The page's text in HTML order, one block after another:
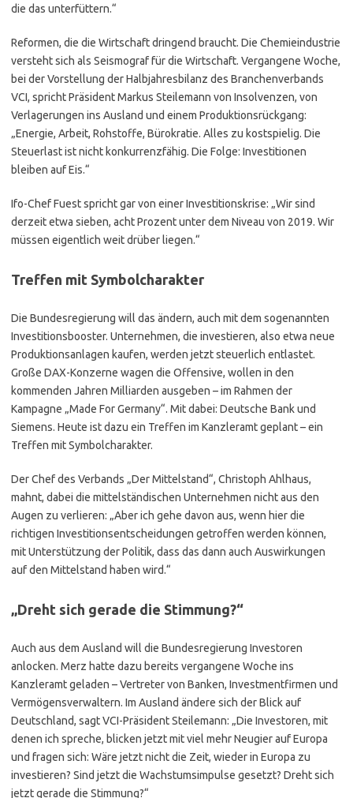
die das unterfüttern.“
Reformen, die die Wirtschaft dringend braucht. Die Chemieindustrie
versteht sich als Seismograf für die Wirtschaft. Vergangene Woche,
bei der Vorstellung der Halbjahresbilanz des Branchenverbands
VCI, spricht Präsident Markus Steilemann von Insolvenzen, von
Verlagerungen ins Ausland und einem Produktionsrückgang:
„Energie, Arbeit, Rohstoffe, Bürokratie. Alles zu kostspielig. Die
Steuerlast ist nicht konkurrenzfähig. Die Folge: Investitionen
bleiben auf Eis.“
Ifo-Chef Fuest spricht gar von einer Investitionskrise: „Wir sind
derzeit etwa sieben, acht Prozent unter dem Niveau von 2019. Wir
müssen eigentlich weit drüber liegen.“
Treffen mit Symbolcharakter
Die Bundesregierung will das ändern, auch mit dem sogenannten
Investitionsbooster. Unternehmen, die investieren, also etwa neue
Produktionsanlagen kaufen, werden jetzt steuerlich entlastet.
Große DAX-Konzerne wagen die Offensive, wollen in den
kommenden Jahren Milliarden ausgeben – im Rahmen der
Kampagne „Made For Germany“. Mit dabei: Deutsche Bank und
Siemens. Heute ist dazu ein Treffen im Kanzleramt geplant – ein
Treffen mit Symbolcharakter.
Der Chef des Verbands „Der Mittelstand“, Christoph Ahlhaus,
mahnt, dabei die mittelständischen Unternehmen nicht aus den
Augen zu verlieren: „Aber ich gehe davon aus, wenn hier die
richtigen Investitionsentscheidungen getroffen werden können,
mit Unterstützung der Politik, dass das dann auch Auswirkungen
auf den Mittelstand haben wird.“
„Dreht sich gerade die Stimmung?“
Auch aus dem Ausland will die Bundesregierung Investoren
anlocken. Merz hatte dazu bereits vergangene Woche ins
Kanzleramt geladen – Vertreter von Banken, Investmentfirmen und
Vermögensverwaltern. Im Ausland ändere sich der Blick auf
Deutschland, sagt VCI-Präsident Steilemann: „Die Investoren, mit
denen ich spreche, blicken jetzt mit viel mehr Neugier auf Europa
und fragen sich: Wäre jetzt nicht die Zeit, wieder in Europa zu
investieren? Sind jetzt die Wachstumsimpulse gesetzt? Dreht sich
jetzt gerade die Stimmung?“